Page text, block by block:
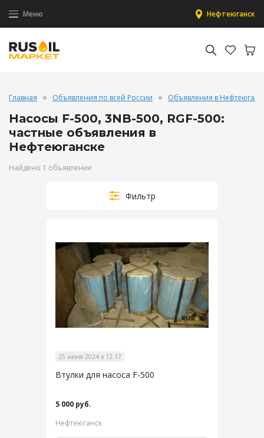
Меню Нефтеюганск
Главная Объявления по всей России Объявления в
Насосы F-500, 3NB-500, RGF-500:
частные объявления в
Нефтеюганске
Найдено 1 объявление
Фильтр
25 июня 2024 в 12:17
Втулки для насоса F-500
5 000 руб.
Нефтеюганск